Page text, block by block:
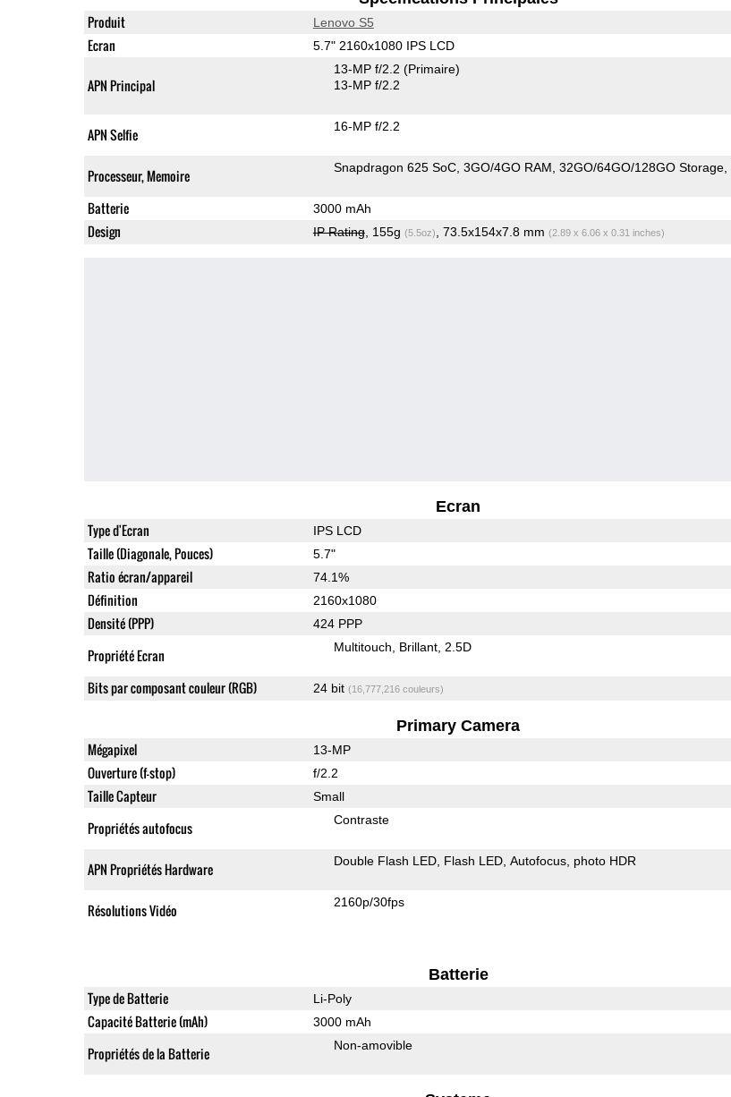
Produit Lenovo S5
Ecran 5.7" 2160x1080 IPS LCD
APN Principal
13-MP f/2.2 (Primaire)
13-MP f/2.2
APN Selfie 16-MP f/2.2
Processeur, Memoire Snapdragon 625 SoC 3GO/4GO RAM 32GO/64GO/128GO Storage
Batterie 3000 mAh
Design IP Rating, 155g (5.5oz) , 73.5x154x7.8 mm (2.89 x 6.06 x 0.31 inches)
Ecran
Type d'Ecran IPS LCD
Taille (Diagonale, Pouces) 5.7"
Ratio écran/appareil 74.1%
Définition 2160x1080
Densité (PPP) 424 PPP
Propriété Ecran Multitouch Brillant 2.5D
Bits par composant couleur (RGB) 24 bit (16,777,216 couleurs)
Primary Camera
Mégapixel 13-MP
Ouverture (f-stop) f/2.2
Taille Capteur Small
Propriétés autofocus Contraste
APN Propriétés Hardware Double Flash LED Flash LED Autofocus photo HDR
Résolutions Vidéo 2160p/30fps
Batterie
Type de Batterie Li-Poly
Capacité Batterie (mAh) 3000 mAh
Propriétés de la Batterie Non-amovible